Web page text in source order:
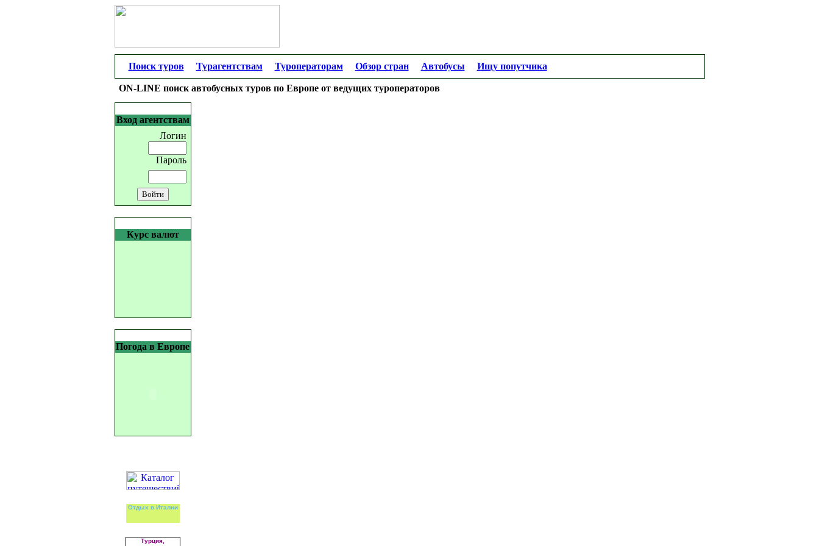
Поиск туров Турагентствам Туроператорам Обзор стран Автобусы Ищу попутчика
ON-LINE поиск автобусных туров по Европе от ведущих туроператоров
Вход агентствам
Логин
Пароль
Курс валют
Погода в Европе
Отдых в Италии
Турция,